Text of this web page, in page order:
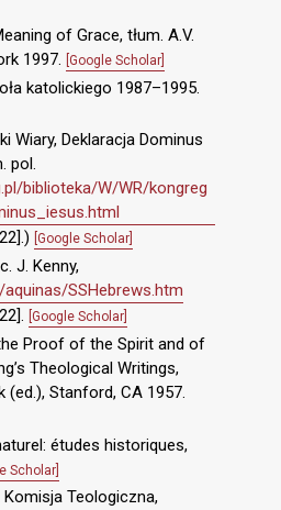
of Grace, tłum. A.V.
1997. [Google Scholar]
katolickiego 1987–1995.
Wiary, Deklaracja Dominus
pol.
biblioteka/W/WR/kongreg
[Google Scholar]
J. Kenny,
SSHebrews.htm
[Google Scholar]
Proof of the Spirit and of
Theological Writings,
(ed.), Stanford, CA 1957.
études historiques,
Scholar]
Teologiczna,